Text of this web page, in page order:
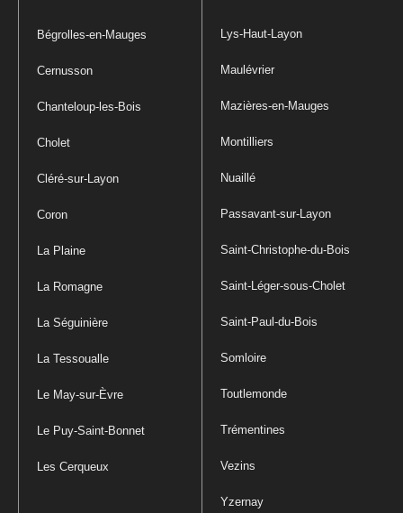
Bégrolles-en-Mauges
Cernusson
Chanteloup-les-Bois
Cholet
Cléré-sur-Layon
Coron
La Plaine
La Romagne
La Séguinière
La Tessoualle
Le May-sur-Èvre
Le Puy-Saint-Bonnet
Les Cerqueux
Lys-Haut-Layon
Maulévrier
Mazières-en-Mauges
Montilliers
Nuaillé
Passavant-sur-Layon
Saint-Christophe-du-Bois
Saint-Léger-sous-Cholet
Saint-Paul-du-Bois
Somloire
Toutlemonde
Trémentines
Vezins
Yzernay